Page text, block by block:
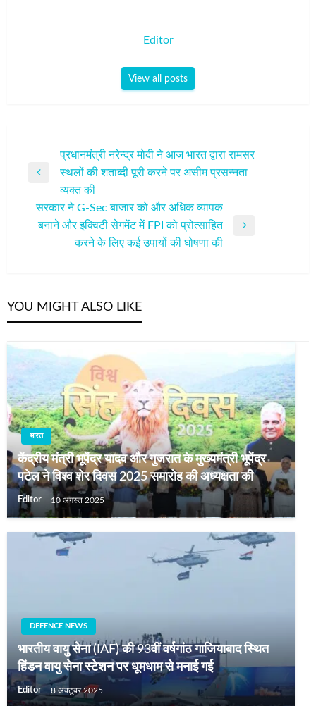
Editor
View all posts
नेविगेशन
प्रधानमंत्री नरेन्द्र मोदी ने आज भारत द्वारा रामसर
स्थलों की शताब्दी पूरी करने पर असीम प्रसन्नता
व्यक्त की
सरकार ने G-Sec बाजार को और अधिक व्यापक
बनाने और इक्विटी सेगमेंट में FPI को प्रोत्साहित
करने के लिए कई उपायों की घोषणा की
YOU MIGHT ALSO LIKE
भारत
केंद्रीय मंत्री भूपेंद्र यादव और गुजरात के मुख्यमंत्री भूपेंद्र
पटेल ने विश्व शेर दिवस 2025 समारोह की अध्यक्षता की
Editor 10 अगस्त 2025
DEFENCE NEWS
भारतीय वायु सेना (IAF) की 93वीं वर्षगांठ गाजियाबाद स्थित
हिंडन वायु सेना स्टेशन पर धूमधाम से मनाई गई
Editor 8 अक्टूबर 2025